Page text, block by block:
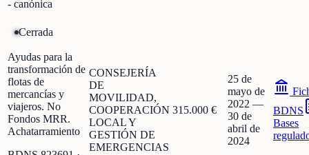
- canónica
Cerrada
Ayudas para la
transformación de
flotas de
mercancías y
viajeros. No
Fondos MRR.
Achatarramiento
CONSEJERÍA
DE
MOVILIDAD,
COOPERACIÓN
LOCAL Y
GESTIÓN DE
EMERGENCIAS
315.000 €
25 de
mayo de
2022 —
30 de
abril de
2024
BDNS
Bases